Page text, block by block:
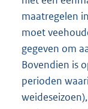
maatregelen
moet
gegeven om
Bovendien is
perioden